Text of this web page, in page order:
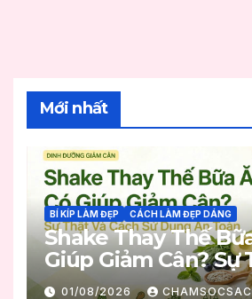
Mới nhất
BÍ KÍP LÀM ĐẸP CÁCH LÀM ĐẸP DÁNG
Shake Thay Thế
Giúp Giảm Cân? Sự
Cách Sử Dụng An
01/08/2026